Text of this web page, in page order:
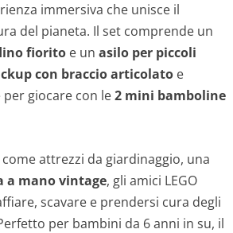
immersiva che unisce il
del pianeta. Il set comprende un
fiorito e un asilo per piccoli
con braccio articolato e
giocare con le2 mini bamboline
attrezzi da giardinaggio, una
a mano vintage, gli amici LEGO
scavare e prendersi cura degli
per bambini da 6 anni in su, il